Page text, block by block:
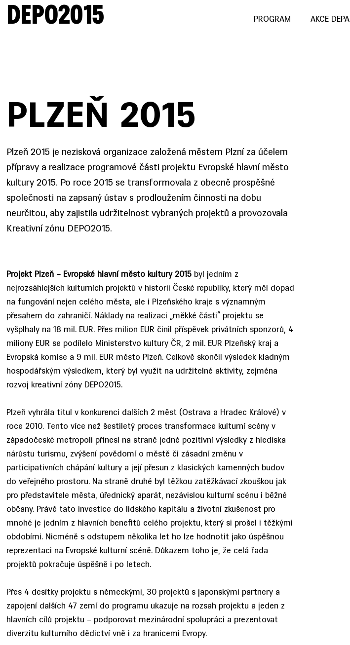
DEPO2015 PROGRAM AKCE DEPA
PLZEŇ 2015
Plzeň 2015 je nezisková organizace založená městem Plzní za účelem
přípravy a realizace programové části projektu Evropské hlavní město
kultury 2015. Po roce 2015 se transformovala z obecně prospěšné
společnosti na zapsaný ústav s prodloužením činnosti na dobu
neurčitou, aby zajistila udržitelnost vybraných projektů a provozovala
Kreativní zónu DEPO2015.
Projekt Plzeň – Evropské hlavní město kultury 2015 byl jedním z
nejrozsáhlejších kulturních projektů v historii České republiky, který měl dopad
na fungování nejen celého města, ale i Plzeňského kraje s významným
přesahem do zahraničí. Náklady na realizaci „měkké části“ projektu se
vyšplhaly na 18 mil. EUR. Přes milion EUR činil příspěvek privátních sponzorů, 4
miliony EUR se podílelo Ministerstvo kultury ČR, 2 mil. EUR Plzeňský kraj a
Evropská komise a 9 mil. EUR město Plzeň. Celkově skončil výsledek kladným
hospodářským výsledkem, který byl využit na udržitelné aktivity, zejména
rozvoj kreativní zóny DEPO2015.
Plzeň vyhrála titul v konkurenci dalších 2 měst (Ostrava a Hradec Králové) v
roce 2010. Tento více než šestiletý proces transformace kulturní scény v
západočeské metropoli přinesl na straně jedné pozitivní výsledky z hlediska
nárůstu turismu, zvýšení povědomí o městě či zásadní změnu v
participativních chápání kultury a její přesun z klasických kamenných budov
do veřejného prostoru. Na straně druhé byl těžkou zatěžkávací zkouškou jak
pro představitele města, úřednický aparát, nezávislou kulturní scénu i běžné
občany. Právě tato investice do lidského kapitálu a životní zkušenost pro
mnohé je jedním z hlavních benefitů celého projektu, který si prošel i těžkými
obdobími. Nicméně s odstupem několika let ho lze hodnotit jako úspěšnou
reprezentaci na Evropské kulturní scéně. Důkazem toho je, že celá řada
projektů pokračuje úspěšně i po letech.
Přes 4 desítky projektu s německými, 30 projektů s japonskými partnery a
zapojení dalších 47 zemí do programu ukazuje na rozsah projektu a jeden z
hlavních cílů projektu – podporovat mezinárodní spolupráci a prezentovat
diverzitu kulturního dědictví vně i za hranicemi Evropy.